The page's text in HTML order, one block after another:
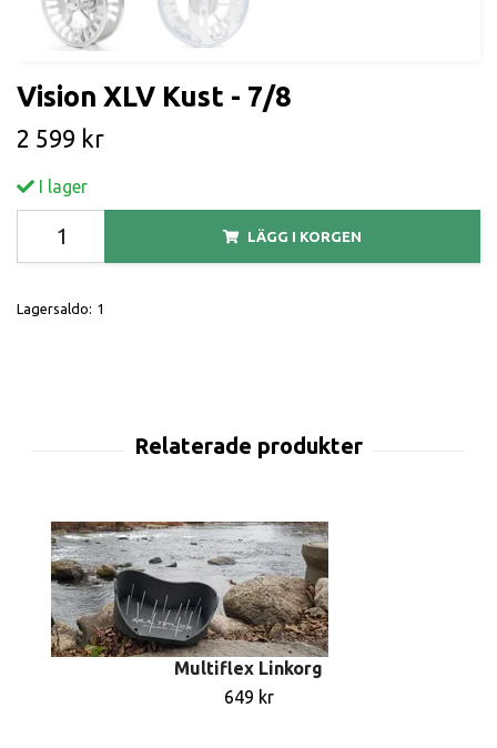
Vision XLV Kust - 7/8
2 599 kr
I lager
LÄGG I KORGEN
Lagersaldo: 1
Multiflex Linkorg
649 kr